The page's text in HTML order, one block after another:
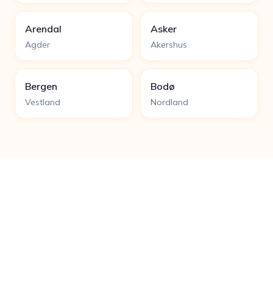
Arendal
Agder
Asker
Akershus
Bergen
Vestland
Bodø
Nordland